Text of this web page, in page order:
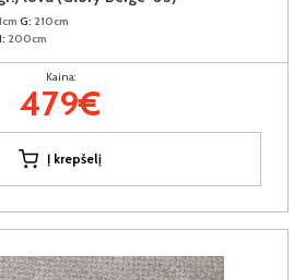
G: 210cm
I: 200cm
Kaina:
479€
Į krepšelį